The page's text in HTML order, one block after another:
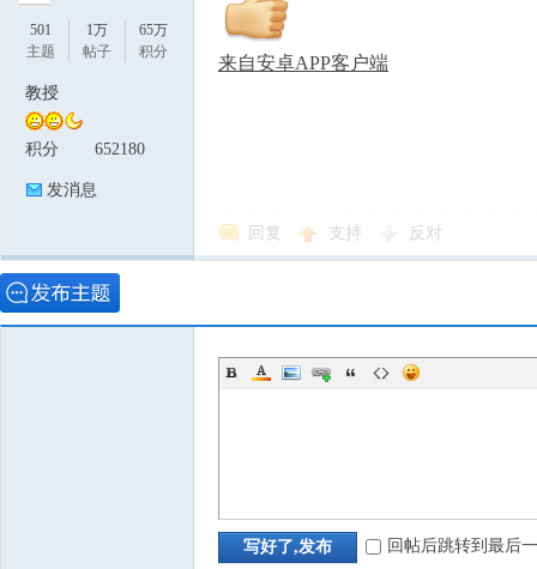
501
主题
1万
帖子
65万
积分
教授
积分 652180
发消息
来自安卓APP客户端
回复 支持 反对
写好了,发布 回帖后跳转到最后